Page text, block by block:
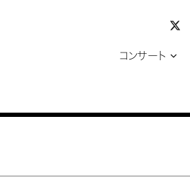
コンサート